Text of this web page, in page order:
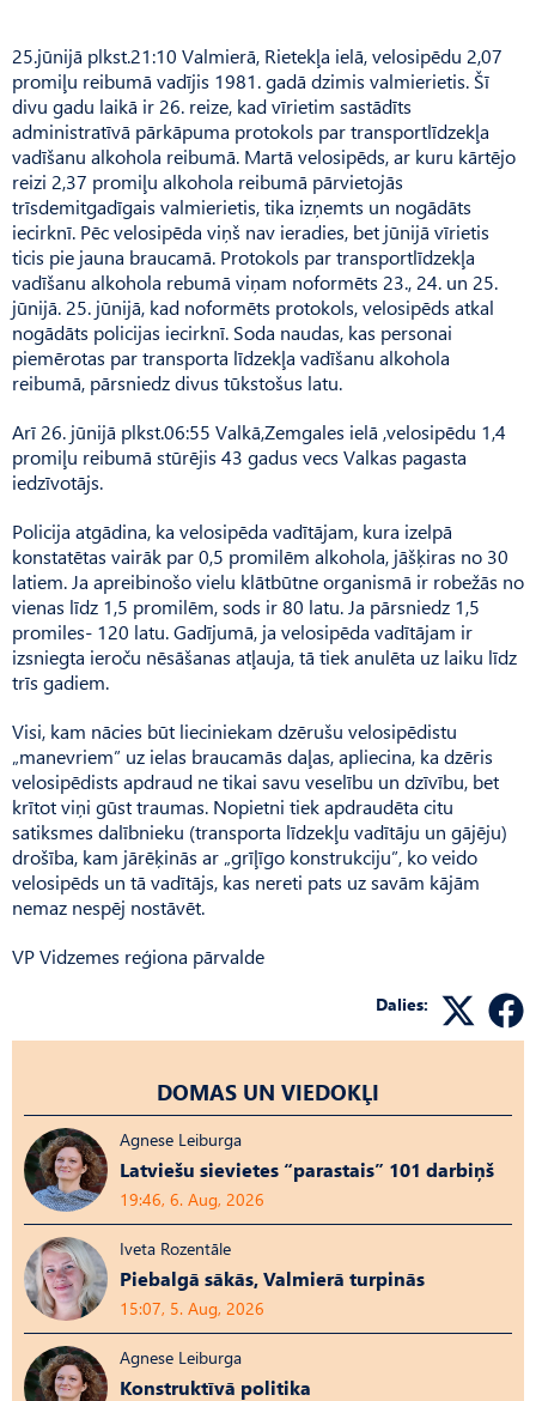
25.jūnijā plkst.21:10 Valmierā, Rietekļa ielā, velosipēdu 2,07
promiļu reibumā vadījis 1981. gadā dzimis valmierietis. Šī
divu gadu laikā ir 26. reize, kad vīrietim sastādīts
administratīvā pārkāpuma protokols par transportlīdzekļa
vadīšanu alkohola reibumā. Martā velosipēds, ar kuru kārtējo
reizi 2,37 promiļu alkohola reibumā pārvietojās
trīsdemitgadīgais valmierietis, tika izņemts un nogādāts
iecirknī. Pēc velosipēda viņš nav ieradies, bet jūnijā vīrietis
ticis pie jauna braucamā. Protokols par transportlīdzekļa
vadīšanu alkohola rebumā viņam noformēts 23., 24. un 25.
jūnijā. 25. jūnijā, kad noformēts protokols, velosipēds atkal
nogādāts policijas iecirknī. Soda naudas, kas personai
piemērotas par transporta līdzekļa vadīšanu alkohola
reibumā, pārsniedz divus tūkstošus latu.
Arī 26. jūnijā plkst.06:55 Valkā,Zemgales ielā ,velosipēdu 1,4
promiļu reibumā stūrējis 43 gadus vecs Valkas pagasta
iedzīvotājs.
Policija atgādina, ka velosipēda vadītājam, kura izelpā
konstatētas vairāk par 0,5 promilēm alkohola, jāšķiras no 30
latiem. Ja apreibinošo vielu klātbūtne organismā ir robežās no
vienas līdz 1,5 promilēm, sods ir 80 latu. Ja pārsniedz 1,5
promiles- 120 latu. Gadījumā, ja velosipēda vadītājam ir
izsniegta ieroču nēsāšanas atļauja, tā tiek anulēta uz laiku līdz
trīs gadiem.
Visi, kam nācies būt lieciniekam dzērušu velosipēdistu
„manevriem” uz ielas braucamās daļas, apliecina, ka dzēris
velosipēdists apdraud ne tikai savu veselību un dzīvību, bet
krītot viņi gūst traumas. Nopietni tiek apdraudēta citu
satiksmes dalībnieku (transporta līdzekļu vadītāju un gājēju)
drošība, kam jārēķinās ar „grīļīgo konstrukciju”, ko veido
velosipēds un tā vadītājs, kas nereti pats uz savām kājām
nemaz nespēj nostāvēt.
VP Vidzemes reģiona pārvalde
Dalies:
DOMAS UN VIEDOKĻI
Agnese Leiburga
Latviešu sievietes “parastais” 101 darbiņš
19:46, 6. Aug, 2026
Iveta Rozentāle
Piebalgā sākās, Valmierā turpinās
15:07, 5. Aug, 2026
Agnese Leiburga
Konstruktīvā politika